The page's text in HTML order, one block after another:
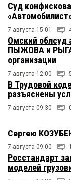
Суд
7 августа 15:01
Омский облсуд
ПЫЖОВА и
организации
7 августа 12:00 5
В Трудовой
разъяснены
7 августа 09:30 0
Сергею
7 августа 09:00
Росстандарт
моделей